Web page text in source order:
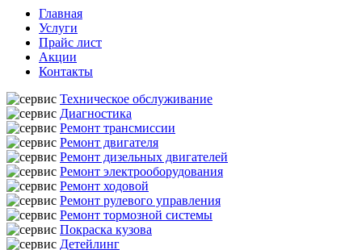
Главная
Услуги
Прайс лист
Акции
Контакты
Техническое обслуживание
Диагностика
Ремонт трансмиссии
Ремонт двигателя
Ремонт дизельных двигателей
Ремонт электрооборудования
Ремонт ходовой
Ремонт рулевого управления
Ремонт тормозной системы
Покраска кузова
Детейлинг